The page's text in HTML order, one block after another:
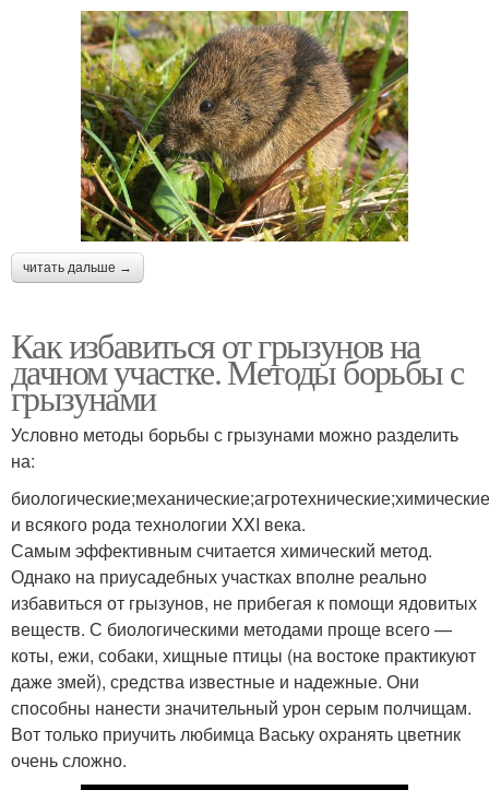
читать дальше →
Как избавиться от грызунов на
дачном участке. Методы борьбы с
грызунами
Условно методы борьбы с грызунами можно разделить
на:
и всякого рода технологии XXI века.
Самым эффективным считается химический метод.
Однако на приусадебных участках вполне реально
избавиться от грызунов, не прибегая к помощи ядовитых
веществ. С биологическими методами проще всего —
коты, ежи, собаки, хищные птицы (на востоке практикуют
даже змей), средства известные и надежные. Они
способны нанести значительный урон серым полчищам.
Вот только приучить любимца Ваську охранять цветник
очень сложно.